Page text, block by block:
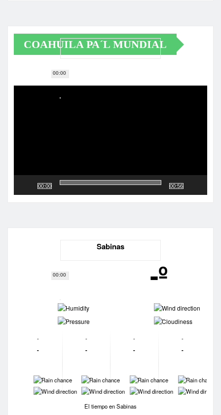
00:00
COAHUILA PA´L MUNDIAL
Reproductor
00:00
00:00
00:56
Sabinas
-º
-
-
-
-
-
-
-
-
-
-
-
-
-
-
-
-
-
-
-
-
El tiempo en Sabinas